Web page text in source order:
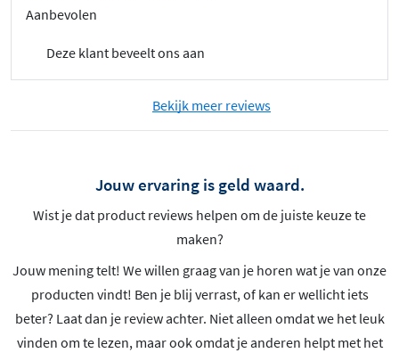
Aanbevolen
Deze klant beveelt ons aan
Bekijk meer reviews
Jouw ervaring is geld waard.
Wist je dat product reviews helpen om de juiste keuze te
maken?
Jouw mening telt! We willen graag van je horen wat je van onze
producten vindt! Ben je blij verrast, of kan er wellicht iets
beter? Laat dan je review achter. Niet alleen omdat we het leuk
vinden om te lezen, maar ook omdat je anderen helpt met het